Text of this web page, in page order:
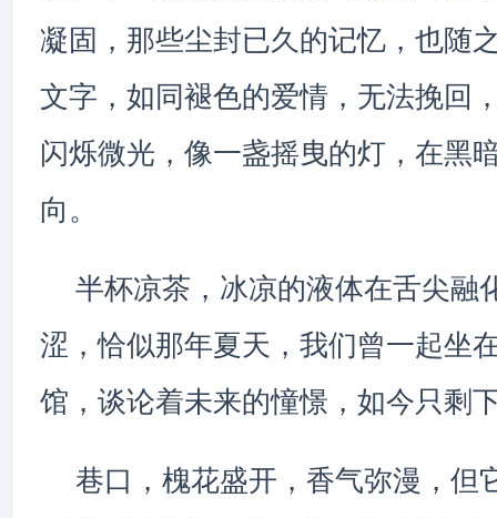
凝固，那些尘封已久的记忆，也随
文字，如同褪色的爱情，无法挽回
闪烁微光，像一盏摇曳的灯，在黑
向。
半杯凉茶，冰凉的液体在舌尖融
涩，恰似那年夏天，我们曾一起坐
馆，谈论着未来的憧憬，如今只剩
巷口，槐花盛开，香气弥漫，但